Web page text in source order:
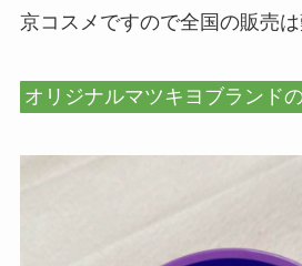
京コスメですので全国の販売は
オリジナルマツキヨブランド